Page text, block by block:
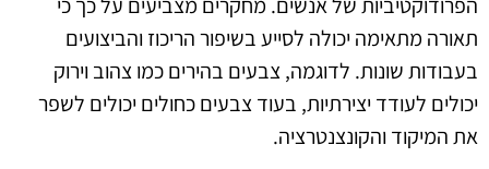
תאורה מתאימה יכולה לסייע בשיפור הריכוז והביצועים
בעבודות שונות. לדוגמה, צבעים בהירים כמו צהוב וירוק
יכולים לעודד יצירתיות, בעוד צבעים כחולים יכולים לשפר
את המיקוד והקונצנטרציה.